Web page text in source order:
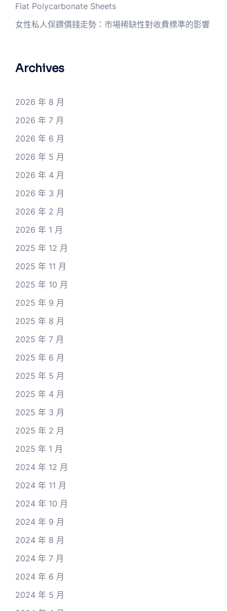
Flat Polycarbonate Sheets
女性私人保鏢價錢走勢：市場稀缺性對收費標準的影響
Archives
2026 年 8 月
2026 年 7 月
2026 年 6 月
2026 年 5 月
2026 年 4 月
2026 年 3 月
2026 年 2 月
2026 年 1 月
2025 年 12 月
2025 年 11 月
2025 年 10 月
2025 年 9 月
2025 年 8 月
2025 年 7 月
2025 年 6 月
2025 年 5 月
2025 年 4 月
2025 年 3 月
2025 年 2 月
2025 年 1 月
2024 年 12 月
2024 年 11 月
2024 年 10 月
2024 年 9 月
2024 年 8 月
2024 年 7 月
2024 年 6 月
2024 年 5 月